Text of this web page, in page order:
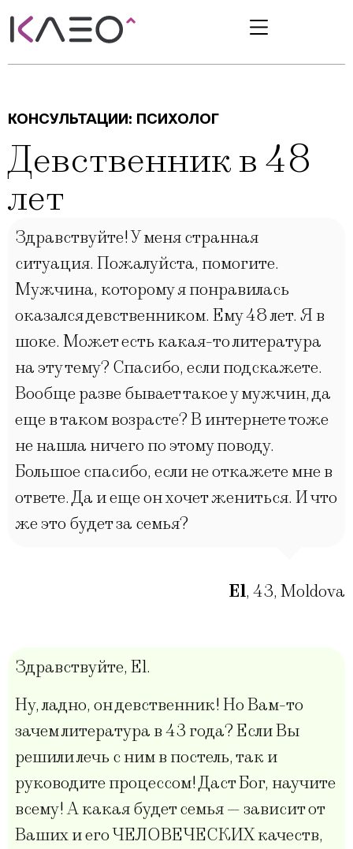
КОНСУЛЬТАЦИИ: ПСИХОЛОГ
Девственник в 48
лет
Здравствуйте! У меня странная
ситуация. Пожалуйста, помогите.
Мужчина, которому я понравилась
оказался девственником. Ему 48 лет. Я в
шоке. Может есть какая-то литература
на эту тему? Спасибо, если подскажете.
Вообще разве бывает такое у мужчин, да
еще в таком возрасте? В интернете тоже
не нашла ничего по этому поводу.
Большое спасибо, если не откажете мне в
ответе. Да и еще он хочет жениться. И что
же это будет за семья?
El, 43, Moldova
Здравствуйте, El.
Ну, ладно, он девственник! Но Вам-то
зачем литература в 43 года? Если Вы
решили лечь с ним в постель, так и
руководите процессом! Даст Бог, научите
всему! А какая будет семья — зависит от
Ваших и его ЧЕЛОВЕЧЕСКИХ качеств,